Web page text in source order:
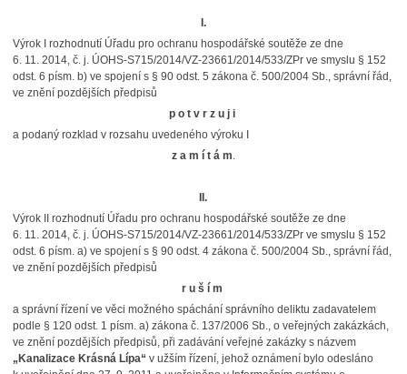
I.
Výrok I rozhodnutí Úřadu pro ochranu hospodářské soutěže ze dne
6. 11. 2014, č. j. ÚOHS-S715/2014/VZ-23661/2014/533/ZPr ve smyslu § 152
odst. 6 písm. b) ve spojení s § 90 odst. 5 zákona č. 500/2004 Sb., správní řád,
ve znění pozdějších předpisů
p o t v r z u j i
a podaný rozklad v rozsahu uvedeného výroku I
z a m í t á m.
II.
Výrok II rozhodnutí Úřadu pro ochranu hospodářské soutěže ze dne
6. 11. 2014, č. j. ÚOHS-S715/2014/VZ-23661/2014/533/ZPr ve smyslu § 152
odst. 6 písm. a) ve spojení s § 90 odst. 4 zákona č. 500/2004 Sb., správní řád,
ve znění pozdějších předpisů
r u š í m
a správní řízení ve věci možného spáchání správního deliktu zadavatelem
podle § 120 odst. 1 písm. a) zákona č. 137/2006 Sb., o veřejných zakázkách,
ve znění pozdějších předpisů, při zadávání veřejné zakázky s názvem
„Kanalizace Krásná Lípa“ v užším řízení, jehož oznámení bylo odesláno